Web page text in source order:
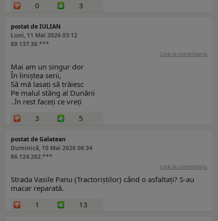
0
3
postat de IULIAN
Luni, 11 Mai 2026 03:12
89.137.30.***
Link la comentariu
Mai am un singur dor
În liniștea serii,
Să mă lasați să trăiesc
Pe malul stăng al Dunării
..în rest faceți ce vreți
3
5
postat de Galatean
Duminică, 10 Mai 2026 06:34
86.124.202.***
Link la comentariu
Strada Vasile Panu (Tractoriștilor) când o asfaltați? S-au
macar reparată.
1
13